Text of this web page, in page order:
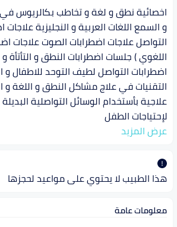
اخصائية نطق و لغة و تخاطب بكالريوس
و السمع اللغات العربية و النجليزية علاجات
التواصل علاجات اضطرابات الصوت علاجات
اللغوي ) جلسات اضطرابات النطق و التأتأة
اضطرابات التواصل لطيف التوحد للاطفال و
التقنيات في علاج مشاكل النطق و اللغة و
علاجية بأستخدام الوسائل التواصلية
لإحتياجات الطفل
عرض المزيد
هذا الطبيب لا يحتوي على مواعيد لحجزها
معلومات عامة